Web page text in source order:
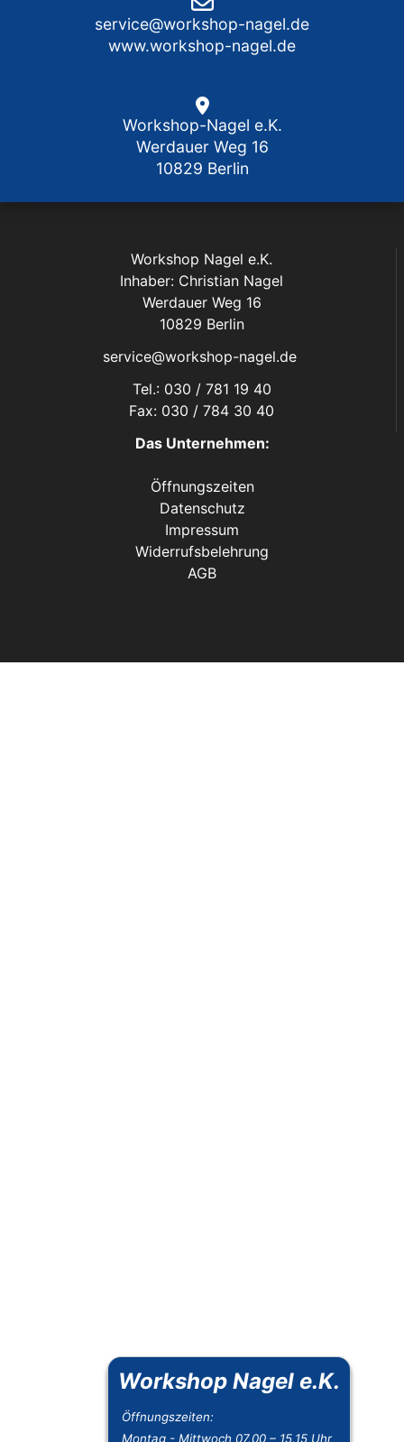
Workshop Nagel e.K.
Öffnungszeiten:
Montag - Mittwoch 07.00 – 15.15 Uhr
service@workshop-nagel.de
www.workshop-nagel.de
Workshop-Nagel e.K.
Werdauer Weg 16
10829 Berlin
Workshop Nagel e.K.
Inhaber: Christian Nagel
Werdauer Weg 16
10829 Berlin
service@workshop-nagel.de
Tel.: 030 / 781 19 40
Fax: 030 / 784 30 40
Das Unternehmen:
Öffnungszeiten
Datenschutz
Impressum
Widerrufsbelehrung
AGB